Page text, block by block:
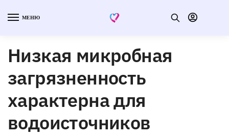
МЕНЮ
Низкая микробная
загрязненность
характерна для
водоисточников